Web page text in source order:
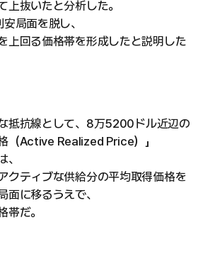
上抜いたと分析した。
局面を脱し、
上回る価格帯を形成したと説明した
抵抗線として、8万5200ドル近辺の
（Active Realized Price）」
クティブな供給分の平均取得価格を
面に移るうえで、
帯だ。